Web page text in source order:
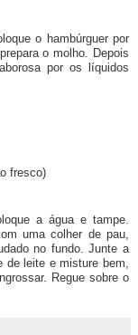
o hambúrguer por
o molho. Depois
por os líquidos
fresco)
a água e tampe.
uma colher de pau,
no fundo. Junte a
de leite e misture bem,
Regue sobre o